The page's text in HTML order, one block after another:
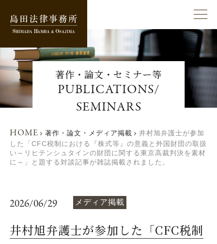
著作・論文・セミナー等
PUBLICATIONS/
SEMINARS
HOME 著作・論文・メディア掲載
井村旭弁護士が参加
した「CFC税制における『株式等』の意義と外国財団の取扱
い～リヒテンシュタインの財団に関する東京高裁判決を素材
に～」と題する対談記事が雑誌掲載されました。
2026/06/29 メディア掲載
井村旭弁護士が参加した「CFC税制